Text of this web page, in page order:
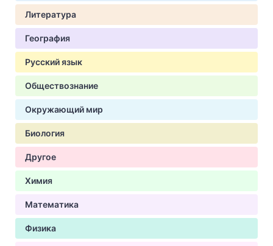
Литература
География
Русский язык
Обществознание
Окружающий мир
Биология
Другое
Химия
Математика
Физика